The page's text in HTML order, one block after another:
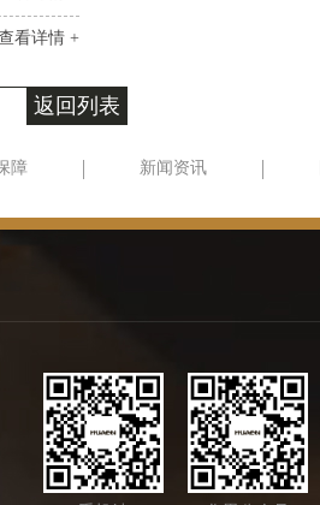
看详情 +
返回列表
障 新闻资讯